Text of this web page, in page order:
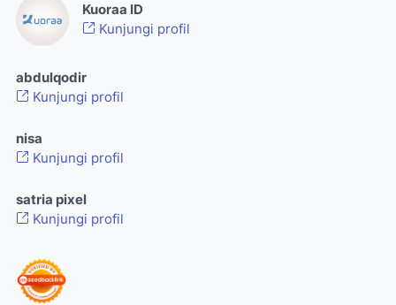
Kuoraa ID
Kunjungi profil
abdulqodir
Kunjungi profil
nisa
Kunjungi profil
satria pixel
Kunjungi profil